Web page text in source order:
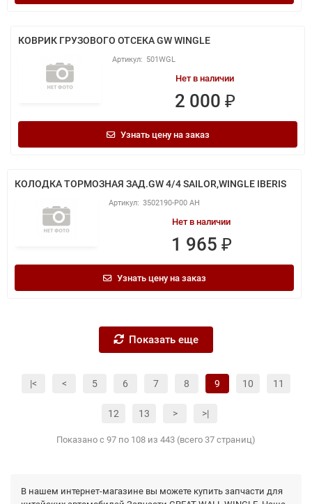
КОВРИК ГРУЗОВОГО ОТСЕКА GW WINGLE
501WGL
Нет в наличии
2 000 ₽
Узнать цену на заказ
КОЛОДКА ТОРМОЗНАЯ ЗАД.GW 4/4 SAILOR,WINGLE IBERIS
3502190-P00 АН
Нет в наличии
1 965 ₽
Узнать цену на заказ
Показать еще
|< < 5 6 7 8 9 10 11
12 13 > >|
Показано с 97 по 108 из 443 (всего 37 страниц)
В нашем интернет-магазине вы можете купить запчасти для